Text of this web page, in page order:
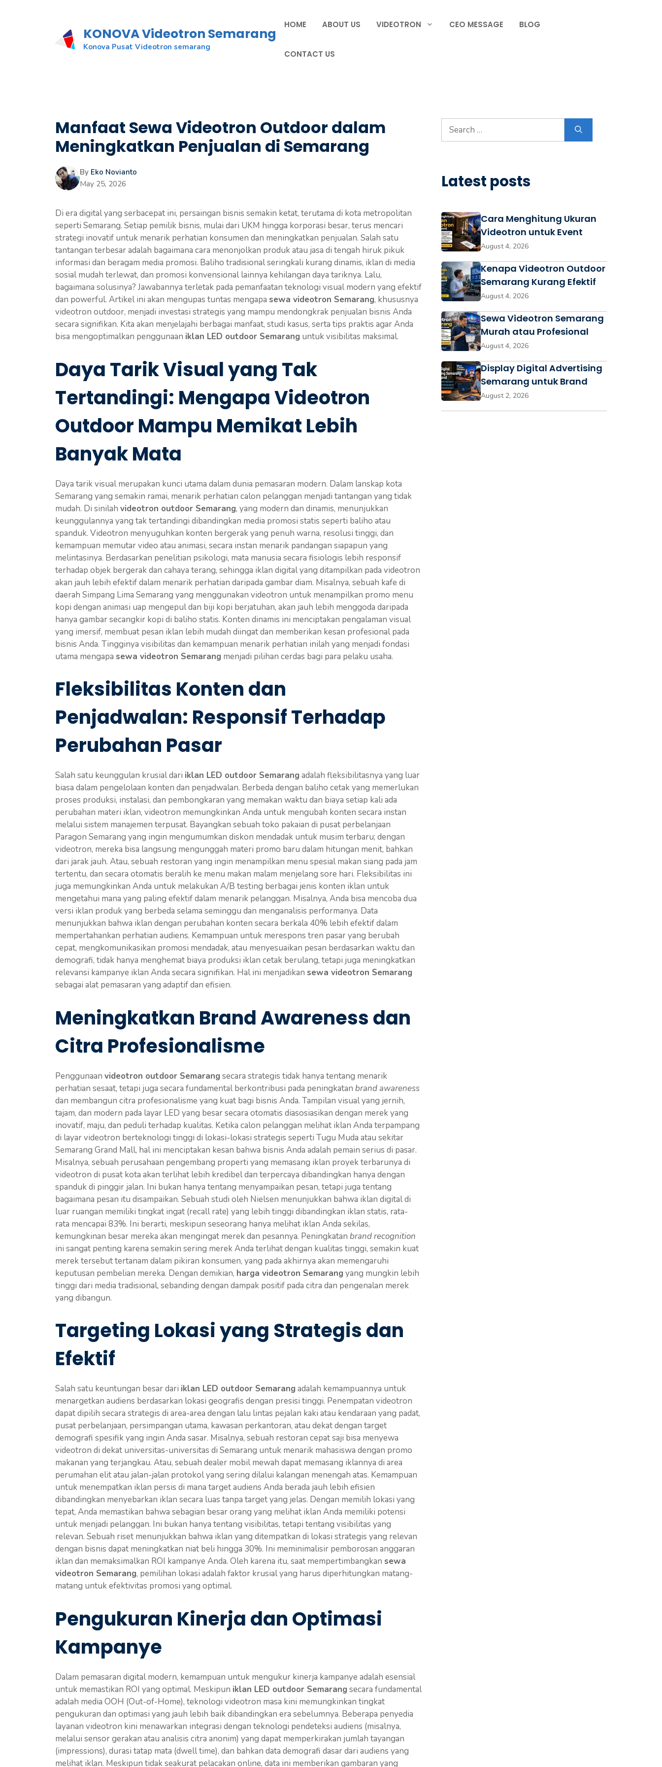
KONOVA Videotron Semarang
Konova Pusat Videotron semarang
HOME ABOUT US VIDEOTRON CEO MESSAGE BLOG
CONTACT US
Manfaat Sewa Videotron Outdoor dalam
Meningkatkan Penjualan di Semarang
By Eko Novianto
May 25, 2026
Di era digital yang serbacepat ini, persaingan bisnis semakin ketat, terutama di kota metropolitan
seperti Semarang. Setiap pemilik bisnis, mulai dari UKM hingga korporasi besar, terus mencari
strategi inovatif untuk menarik perhatian konsumen dan meningkatkan penjualan. Salah satu
tantangan terbesar adalah bagaimana cara menonjolkan produk atau jasa di tengah hiruk pikuk
informasi dan beragam media promosi. Baliho tradisional seringkali kurang dinamis, iklan di media
sosial mudah terlewat, dan promosi konvensional lainnya kehilangan daya tariknya. Lalu,
bagaimana solusinya? Jawabannya terletak pada pemanfaatan teknologi visual modern yang efektif
dan powerful. Artikel ini akan mengupas tuntas mengapa sewa videotron Semarang, khususnya
videotron outdoor, menjadi investasi strategis yang mampu mendongkrak penjualan bisnis Anda
secara signifikan. Kita akan menjelajahi berbagai manfaat, studi kasus, serta tips praktis agar Anda
bisa mengoptimalkan penggunaan iklan LED outdoor Semarang untuk visibilitas maksimal.
Daya Tarik Visual yang Tak
Tertandingi: Mengapa Videotron
Outdoor Mampu Memikat Lebih
Banyak Mata
Daya tarik visual merupakan kunci utama dalam dunia pemasaran modern. Dalam lanskap kota
Semarang yang semakin ramai, menarik perhatian calon pelanggan menjadi tantangan yang tidak
mudah. Di sinilah videotron outdoor Semarang, yang modern dan dinamis, menunjukkan
keunggulannya yang tak tertandingi dibandingkan media promosi statis seperti baliho atau
spanduk. Videotron menyuguhkan konten bergerak yang penuh warna, resolusi tinggi, dan
kemampuan memutar video atau animasi, secara instan menarik pandangan siapapun yang
melintasinya. Berdasarkan penelitian psikologi, mata manusia secara fisiologis lebih responsif
terhadap objek bergerak dan cahaya terang, sehingga iklan digital yang ditampilkan pada videotron
akan jauh lebih efektif dalam menarik perhatian daripada gambar diam. Misalnya, sebuah kafe di
daerah Simpang Lima Semarang yang menggunakan videotron untuk menampilkan promo menu
kopi dengan animasi uap mengepul dan biji kopi berjatuhan, akan jauh lebih menggoda daripada
hanya gambar secangkir kopi di baliho statis. Konten dinamis ini menciptakan pengalaman visual
yang imersif, membuat pesan iklan lebih mudah diingat dan memberikan kesan profesional pada
bisnis Anda. Tingginya visibilitas dan kemampuan menarik perhatian inilah yang menjadi fondasi
utama mengapa sewa videotron Semarang menjadi pilihan cerdas bagi para pelaku usaha.
Fleksibilitas Konten dan
Penjadwalan: Responsif Terhadap
Perubahan Pasar
Salah satu keunggulan krusial dari iklan LED outdoor Semarang adalah fleksibilitasnya yang luar
biasa dalam pengelolaan konten dan penjadwalan. Berbeda dengan baliho cetak yang memerlukan
proses produksi, instalasi, dan pembongkaran yang memakan waktu dan biaya setiap kali ada
perubahan materi iklan, videotron memungkinkan Anda untuk mengubah konten secara instan
melalui sistem manajemen terpusat. Bayangkan sebuah toko pakaian di pusat perbelanjaan
Paragon Semarang yang ingin mengumumkan diskon mendadak untuk musim terbaru; dengan
videotron, mereka bisa langsung mengunggah materi promo baru dalam hitungan menit, bahkan
dari jarak jauh. Atau, sebuah restoran yang ingin menampilkan menu spesial makan siang pada jam
tertentu, dan secara otomatis beralih ke menu makan malam menjelang sore hari. Fleksibilitas ini
juga memungkinkan Anda untuk melakukan A/B testing berbagai jenis konten iklan untuk
mengetahui mana yang paling efektif dalam menarik pelanggan. Misalnya, Anda bisa mencoba dua
versi iklan produk yang berbeda selama seminggu dan menganalisis performanya. Data
menunjukkan bahwa iklan dengan perubahan konten secara berkala 40% lebih efektif dalam
mempertahankan perhatian audiens. Kemampuan untuk merespons tren pasar yang berubah
cepat, mengkomunikasikan promosi mendadak, atau menyesuaikan pesan berdasarkan waktu dan
demografi, tidak hanya menghemat biaya produksi iklan cetak berulang, tetapi juga meningkatkan
relevansi kampanye iklan Anda secara signifikan. Hal ini menjadikan sewa videotron Semarang
sebagai alat pemasaran yang adaptif dan efisien.
Meningkatkan Brand Awareness dan
Citra Profesionalisme
Penggunaan videotron outdoor Semarang secara strategis tidak hanya tentang menarik
perhatian sesaat, tetapi juga secara fundamental berkontribusi pada peningkatan brand awareness
dan membangun citra profesionalisme yang kuat bagi bisnis Anda. Tampilan visual yang jernih,
tajam, dan modern pada layar LED yang besar secara otomatis diasosiasikan dengan merek yang
inovatif, maju, dan peduli terhadap kualitas. Ketika calon pelanggan melihat iklan Anda terpampang
di layar videotron berteknologi tinggi di lokasi-lokasi strategis seperti Tugu Muda atau sekitar
Semarang Grand Mall, hal ini menciptakan kesan bahwa bisnis Anda adalah pemain serius di pasar.
Misalnya, sebuah perusahaan pengembang properti yang memasang iklan proyek terbarunya di
videotron di pusat kota akan terlihat lebih kredibel dan terpercaya dibandingkan hanya dengan
spanduk di pinggir jalan. Ini bukan hanya tentang menyampaikan pesan, tetapi juga tentang
bagaimana pesan itu disampaikan. Sebuah studi oleh Nielsen menunjukkan bahwa iklan digital di
luar ruangan memiliki tingkat ingat (recall rate) yang lebih tinggi dibandingkan iklan statis, rata-
rata mencapai 83%. Ini berarti, meskipun seseorang hanya melihat iklan Anda sekilas,
kemungkinan besar mereka akan mengingat merek dan pesannya. Peningkatan brand recognition
ini sangat penting karena semakin sering merek Anda terlihat dengan kualitas tinggi, semakin kuat
merek tersebut tertanam dalam pikiran konsumen, yang pada akhirnya akan memengaruhi
keputusan pembelian mereka. Dengan demikian, harga videotron Semarang yang mungkin lebih
tinggi dari media tradisional, sebanding dengan dampak positif pada citra dan pengenalan merek
yang dibangun.
Targeting Lokasi yang Strategis dan
Efektif
Salah satu keuntungan besar dari iklan LED outdoor Semarang adalah kemampuannya untuk
menargetkan audiens berdasarkan lokasi geografis dengan presisi tinggi. Penempatan videotron
dapat dipilih secara strategis di area-area dengan lalu lintas pejalan kaki atau kendaraan yang padat,
pusat perbelanjaan, persimpangan utama, kawasan perkantoran, atau dekat dengan target
demografi spesifik yang ingin Anda sasar. Misalnya, sebuah restoran cepat saji bisa menyewa
videotron di dekat universitas-universitas di Semarang untuk menarik mahasiswa dengan promo
makanan yang terjangkau. Atau, sebuah dealer mobil mewah dapat memasang iklannya di area
perumahan elit atau jalan-jalan protokol yang sering dilalui kalangan menengah atas. Kemampuan
untuk menempatkan iklan persis di mana target audiens Anda berada jauh lebih efisien
dibandingkan menyebarkan iklan secara luas tanpa target yang jelas. Dengan memilih lokasi yang
tepat, Anda memastikan bahwa sebagian besar orang yang melihat iklan Anda memiliki potensi
untuk menjadi pelanggan. Ini bukan hanya tentang visibilitas, tetapi tentang visibilitas yang
relevan. Sebuah riset menunjukkan bahwa iklan yang ditempatkan di lokasi strategis yang relevan
dengan bisnis dapat meningkatkan niat beli hingga 30%. Ini meminimalisir pemborosan anggaran
iklan dan memaksimalkan ROI kampanye Anda. Oleh karena itu, saat mempertimbangkan sewa
videotron Semarang, pemilihan lokasi adalah faktor krusial yang harus diperhitungkan matang-
matang untuk efektivitas promosi yang optimal.
Pengukuran Kinerja dan Optimasi
Kampanye
Dalam pemasaran digital modern, kemampuan untuk mengukur kinerja kampanye adalah esensial
untuk memastikan ROI yang optimal. Meskipun iklan LED outdoor Semarang secara fundamental
adalah media OOH (Out-of-Home), teknologi videotron masa kini memungkinkan tingkat
pengukuran dan optimasi yang jauh lebih baik dibandingkan era sebelumnya. Beberapa penyedia
layanan videotron kini menawarkan integrasi dengan teknologi pendeteksi audiens (misalnya,
melalui sensor gerakan atau analisis citra anonim) yang dapat memperkirakan jumlah tayangan
(impressions), durasi tatap mata (dwell time), dan bahkan data demografi dasar dari audiens yang
melihat iklan. Meskipun tidak seakurat pelacakan online, data ini memberikan gambaran yang
Latest posts
Cara Menghitung Ukuran
Videotron untuk Event
August 4, 2026
Kenapa Videotron Outdoor
Semarang Kurang Efektif
August 4, 2026
Sewa Videotron Semarang
Murah atau Profesional
August 4, 2026
Display Digital Advertising
Semarang untuk Brand
August 2, 2026